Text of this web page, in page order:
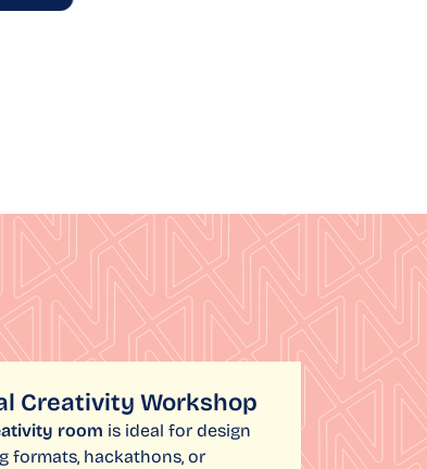
Creativity Workshop
room is ideal for design
formats, hackathons, or